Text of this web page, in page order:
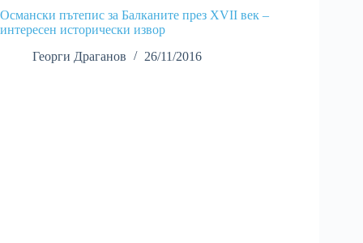
Османски пътепис за Балканите през XVII век –
интересен исторически извор
Георги Драганов
26/11/2016